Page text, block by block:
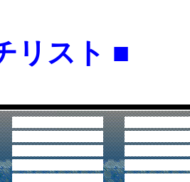
リスト ■